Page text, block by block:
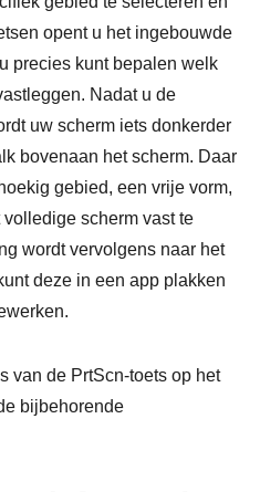
opent u het ingebouwde
precies kunt bepalen welk
Nadat u de
uw scherm iets donkerder
bovenaan het scherm. Daar
gebied, een vrije vorm,
scherm vast te
wordt vervolgens naar het
deze in een app plakken
van de PrtScn-toets op het
bijbehorende